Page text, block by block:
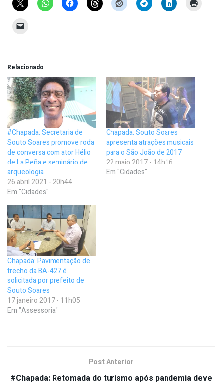
Relacionado
#Chapada: Secretaria de
Souto Soares promove roda
de conversa com ator Hélio
de La Peña e seminário de
arqueologia
26 abril 2021 - 20h44
Em "Cidades"
Chapada: Souto Soares
apresenta atrações musicais
para o São João de 2017
22 maio 2017 - 14h16
Em "Cidades"
Chapada: Pavimentação de
trecho da BA-427 é
solicitada por prefeito de
Souto Soares
17 janeiro 2017 - 11h05
Em "Assessoria"
Post Anterior
#Chapada: Retomada do turismo após pandemia deve